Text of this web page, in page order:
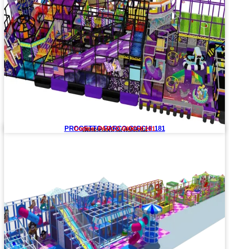
PROGETTO PARCO GIOCHI 181
Dimensioni su richiesta
Codice: PARCO GIOCHI 181